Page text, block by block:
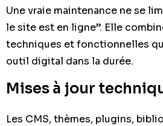
Une vraie maintenance ne se
le site est en ligne”. Elle
techniques et fonctionnelles
outil digital dans la durée.
Mises à jour
Les CMS, thèmes, plugins,